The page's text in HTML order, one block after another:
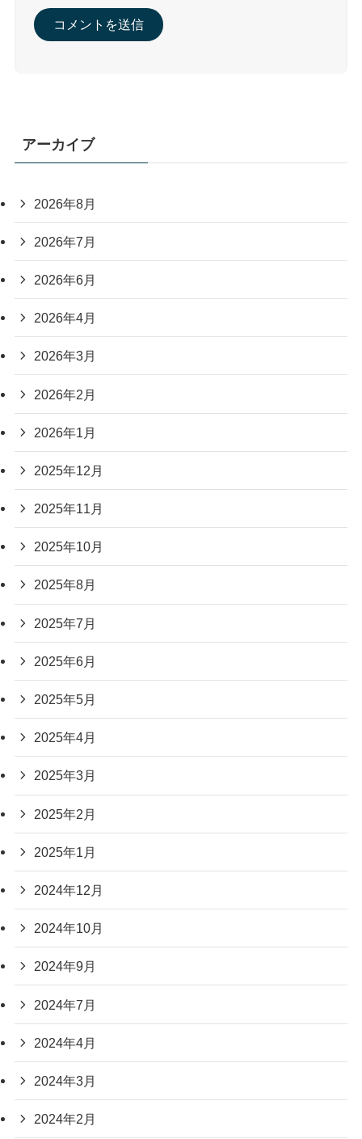
アーカイブ
2026年8月
2026年7月
2026年6月
2026年4月
2026年3月
2026年2月
2026年1月
2025年12月
2025年11月
2025年10月
2025年8月
2025年7月
2025年6月
2025年5月
2025年4月
2025年3月
2025年2月
2025年1月
2024年12月
2024年10月
2024年9月
2024年7月
2024年4月
2024年3月
2024年2月